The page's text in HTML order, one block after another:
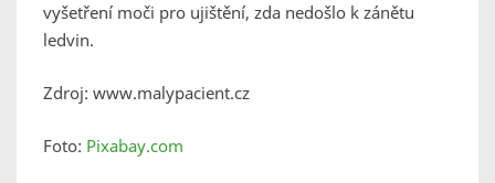
vyšetření moči pro ujištění, zda nedošlo k zánětu
ledvin.
Zdroj: www.malypacient.cz
Foto: Pixabay.com